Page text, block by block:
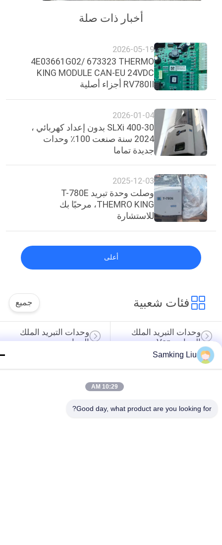
أخبار ذات صلة
2026-05-19
4E03661G02/ 673323 THERMO
KING MODULE CAN-EU 24VDC
RV780II أجزاء أصلية
2026-01-04
SLXi 400-30 بدون إعداد كهربائي ،
2024 سنة صنعت 100٪ وحدات
جديدة تماما
2025-12-03
وصلت وحدة تبريد T-780E
THEMRO KING، مرحبًا بك
للاستشارة
أعلى
فئات شعبية جميع
وحدات التبريد الملك
الحراري
وحدات التبريد الملك
الحراري Van
وحدات التبريد الناقل أجزاء الملك الحراري
Samking Liu
10:29 AM
Good day, what product are you looking